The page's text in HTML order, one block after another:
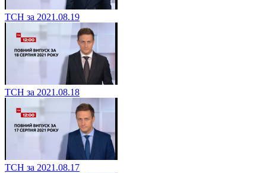
ТСН за 2021.08.19
ТСН за 2021.08.18
ТСН за 2021.08.17